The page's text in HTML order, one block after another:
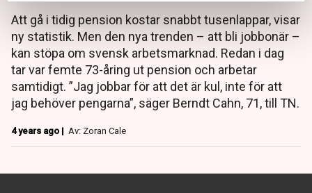
Att gå i tidig pension kostar snabbt tusenlappar, visar
ny statistik. Men den nya trenden – att bli jobbonär –
kan stöpa om svensk arbetsmarknad. Redan i dag
tar var femte 73-åring ut pension och arbetar
samtidigt. ”Jag jobbar för att det är kul, inte för att
jag behöver pengarna”, säger Berndt Cahn, 71, till TN.
4 years ago | Av: Zoran Cale